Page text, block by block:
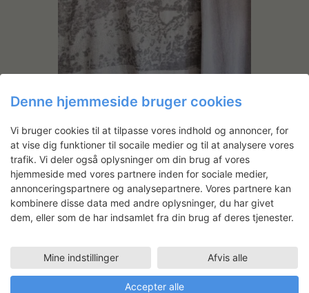
Udsmykning af auditorier i BIG
byggeriet ”Glasir”
Anna Fro Vodder
Arbejdsområde
Faciliteter
LILLE LERVÆRKSTED
16.03.2026 - 30.04.2026
Denne hjemmeside bruger cookies
Vi bruger cookies til at tilpasse vores indhold og annoncer, for
at vise dig funktioner til socaile medier og til at analysere vores
trafik. Vi deler også oplysninger om din brug af vores
hjemmeside med vores partnere inden for sociale medier,
annonceringspartnere og analysepartnere. Vores partnere kan
kombinere disse data med andre oplysninger, du har givet
dem, eller som de har indsamlet fra din brug af deres tjenester.
Mine indstillinger Afvis alle
Accepter alle